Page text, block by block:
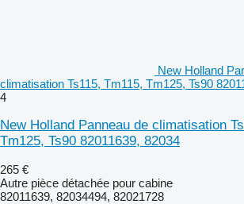
New Holland
climatisation Ts115, Tm115, Tm125, Ts90
4
New Holland Panneau de climatisation
Tm125, Ts90 82011639, 82034
265 €
Autre pièce détachée pour cabine
82011639, 82034494, 82021728